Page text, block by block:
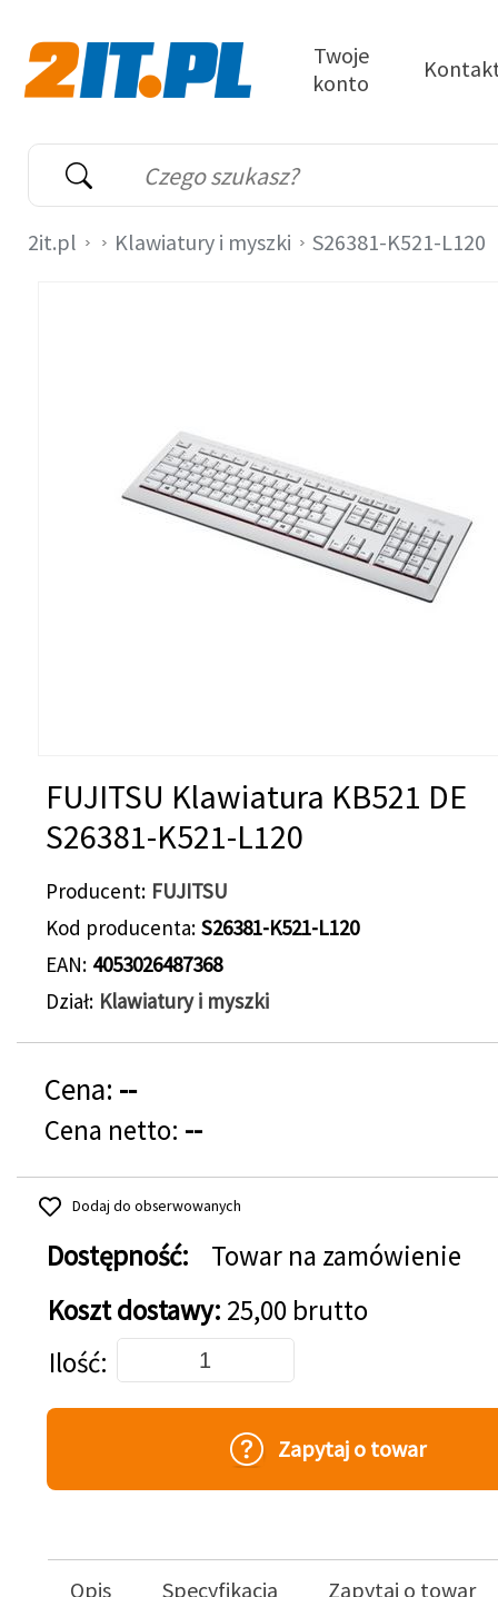
Wyszukiwarka
Słowo kluczowe
Twoje
konto
2it.pl Klawiatury i myszki S26381-K521-L120
FUJITSU Klawiatura KB521 DE
S26381-K521-L120
Producent FUJITSU
Kod producenta S26381-K521-L120
EAN 4053026487368
Dział Klawiatury i myszki
Cena: --
Cena netto: --
Dodaj do obserwowanych
Dostępność:
Towar na zamówienie
Koszt dostawy: 25,00 brutto
Dodaj do koszyka
Ilość
Zapytaj o towar
Opis Specyfikacja Zapytaj o towar